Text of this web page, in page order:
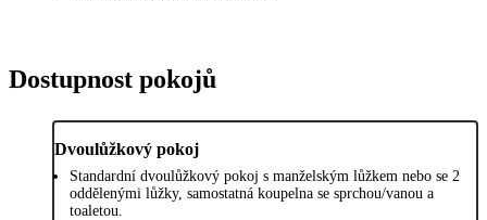
Dostupnost pokojů
Dvoulůžkový pokoj
Standardní dvoulůžkový pokoj s manželským lůžkem nebo se 2
oddělenými lůžky, samostatná koupelna se sprchou/vanou a
toaletou.